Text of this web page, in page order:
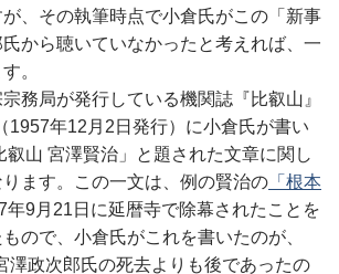
、その執筆時点で小倉氏がこの「新事
から聴いていなかったと考えれば、一
。
務局が発行している機関誌『比叡山』
1957年12月2日発行）に小倉氏が書い
叡山 宮澤賢治」と題された文章に関し
ます。この一文は、例の賢治の 「根本
年9月21日に延暦寺で除幕されたことを
ので、小倉氏がこれを書いたのが、
澤政次郎氏の死去よりも後であったの